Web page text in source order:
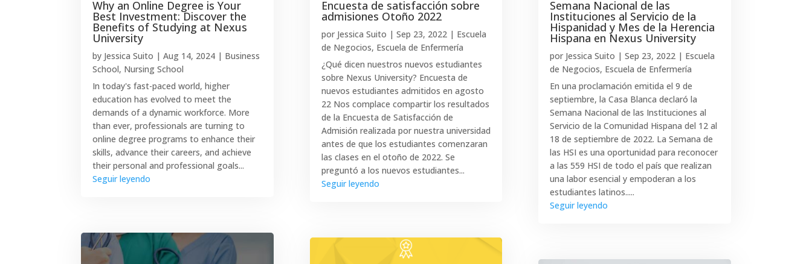
Why an Online Degree is Your
Best Investment: Discover the
Benefits of Studying at Nexus
University
by Jessica Suito |Aug 14, 2024 | Business
School, Nursing School
In today's fast-paced world, higher
education has evolved to meet the
demands of a dynamic workforce. More
than ever, professionals are turning to
online degree programs to enhance their
skills, advance their careers, and achieve
their personal and professional goals...
Seguir leyendo
Encuesta de satisfacción sobre
admisiones Otoño 2022
por Jessica Suito | Sep 23, 2022| Escuela
de Negocios, Escuela de Enfermería
¿Qué dicen nuestros nuevos estudiantes
sobre Nexus University? Encuesta de
nuevos estudiantes admitidos en agosto
22 Nos complace compartir los resultados
de la Encuesta de Satisfacción de
Admisión realizada por nuestra universidad
antes de que los estudiantes comenzaran
las clases en el otoño de 2022. Se
preguntó a los nuevos estudiantes...
Seguir leyendo
Semana Nacional de las
Instituciones al Servicio de la
Hispanidad y Mes de la Herencia
Hispana en Nexus University
por Jessica Suito | Sep 23, 2022| Escuela
de Negocios, Escuela de Enfermería
En una proclamación emitida el 9 de
septiembre, la Casa Blanca declaró la
Semana Nacional de las Instituciones al
Servicio de la Comunidad Hispana del 12 al
18 de septiembre de 2022. La Semana de
las HSI es una oportunidad para reconocer
a las 559 HSI de todo el país que realizan
una labor esencial y empoderan a los
estudiantes latinos.....
Seguir leyendo